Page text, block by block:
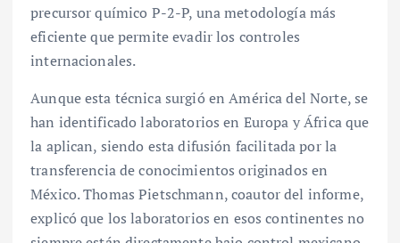
precursor químico P-2-P, una metodología más
eficiente que permite evadir los controles
internacionales.
Aunque esta técnica surgió en América del Norte, se
han identificado laboratorios en Europa y África que
la aplican, siendo esta difusión facilitada por la
transferencia de conocimientos originados en
México. Thomas Pietschmann, coautor del informe,
explicó que los laboratorios en esos continentes no